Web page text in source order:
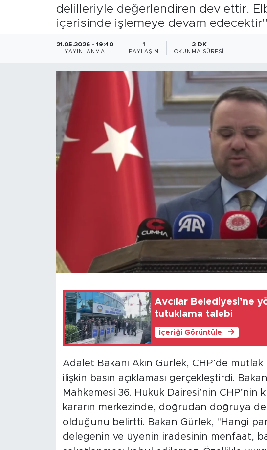
delilleriyle değerlendiren devlettir.
içerisinde işlemeye devam
21.05.2026 - 19:40
YAYINLANMA
1
PAYLAŞIM
2 DK
OKUNMA SÜRESI
Avcılar Belediyesi’ne
tutuklama talebi
İçeriği Görüntüle
Adalet Bakanı Akın Gürlek, CHP’de
ilişkin basın açıklaması gerçekleştirdi.
Mahkemesi 36. Hukuk Dairesi’nin CHP’nin
kararın merkezinde, doğrudan doğruya
olduğunu belirtti. Bakan Gürlek, "Hangi
delegenin ve üyenin iradesinin menfaat,
Magazin
Özel Haber
Resmi İlanlar
Turizm